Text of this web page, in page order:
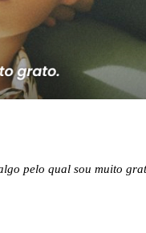
pelo qual sou muito